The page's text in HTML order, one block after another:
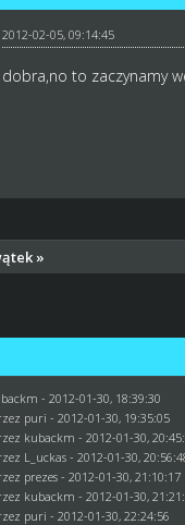
2012-02-05, 09:14:45
dobra,no to zaczynamy
»
- 2012-01-30, 18:39:30
puri - 2012-01-30, 19:35:05
kubackm - 2012-01-30,
L_uckas - 2012-01-30,
prezes - 2012-01-30, 21:10:17
kubackm - 2012-01-30,
puri - 2012-01-30, 22:24:56